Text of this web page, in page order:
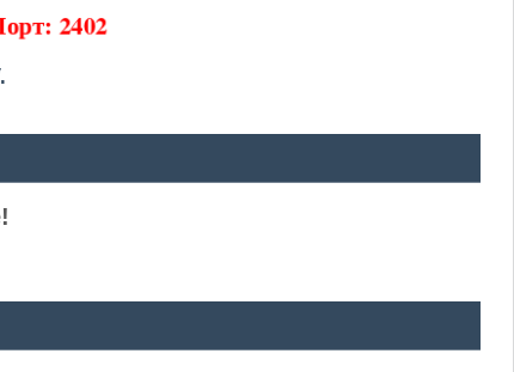
2402